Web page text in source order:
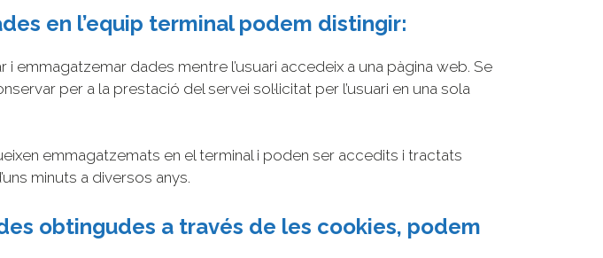
en l’equip terminal podem distingir:
dades mentre l’usuari accedeix a una pàgina web. Se
per a la prestació del servei sol·licitat per l’usuari en una sola
emmagatzemats en el terminal i poden ser accedits i tractats
minuts a diversos anys.
obtingudes a través de les cookies, podem